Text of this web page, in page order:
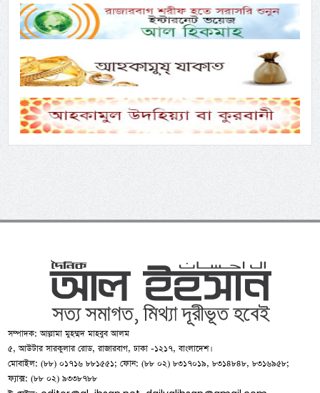
সম্পাদক: আল্লামা মুহম্মদ মাহবুব আলম
৫, আউটার সারকুলার রোড, রাজারবাগ, ঢাকা -১২১৭, বাংলাদেশ।
মোবাইল: (৮৮) ০১৭১৬ ৮৮১৫৫১; ফোন: (৮৮ ০২) ৮৩১৭০১৯, ৮৩১৪৮৪৮, ৮৩১৬৯৫৮;
ফ্যাক্স: (৮৮ ০২) ৯৩৩৮৭৮৮